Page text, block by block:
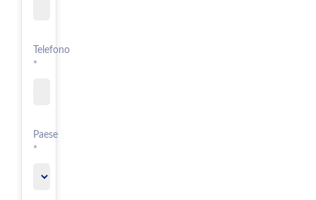
Telefono
*
Paese
*